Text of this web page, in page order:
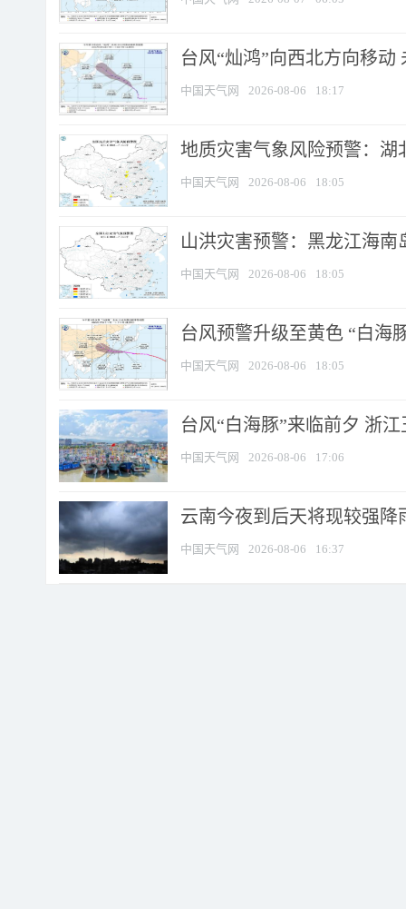
台风“灿鸿”向西北方向移动
中国天气网 2026-08-06 18:17
地质灾害气象风险预警：湖
中国天气网 2026-08-06 18:05
山洪灾害预警：黑龙江海
中国天气网 2026-08-06 18:05
台风预警升级至黄色 “白海
中国天气网 2026-08-06 18:05
台风“白海豚”来临前夕 浙
中国天气网 2026-08-06 17:06
云南今夜到后天将现较强降
中国天气网 2026-08-06 16:37